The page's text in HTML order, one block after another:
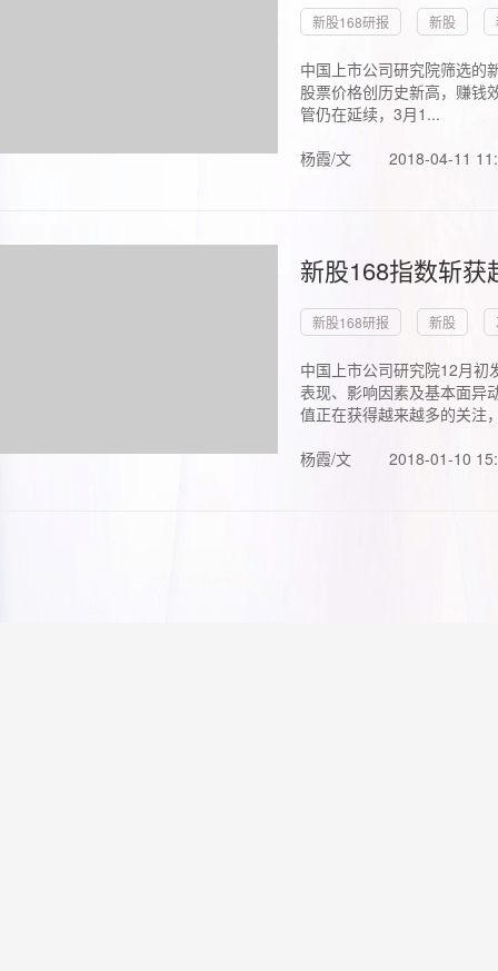
新股168研报 新股
中国上市公司研究院筛选的
股票价格创历史新高，赚钱
管仍在延续，3月1...
杨霞/文
2018-04-11
新股168指数斩
新股168研报 新股
中国上市公司研究院12月初
表现、影响因素及基本面异
值正在获得越来越多的关注
杨霞/文
2018-01-10